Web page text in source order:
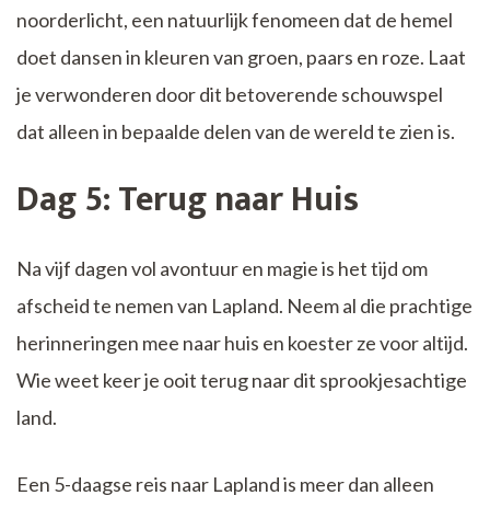
noorderlicht, een natuurlijk fenomeen dat de hemel
doet dansen in kleuren van groen, paars en roze. Laat
je verwonderen door dit betoverende schouwspel
dat alleen in bepaalde delen van de wereld te zien is.
Dag 5: Terug naar Huis
Na vijf dagen vol avontuur en magie is het tijd om
afscheid te nemen van Lapland. Neem al die prachtige
herinneringen mee naar huis en koester ze voor altijd.
Wie weet keer je ooit terug naar dit sprookjesachtige
land.
Een 5-daagse reis naar Lapland is meer dan alleen